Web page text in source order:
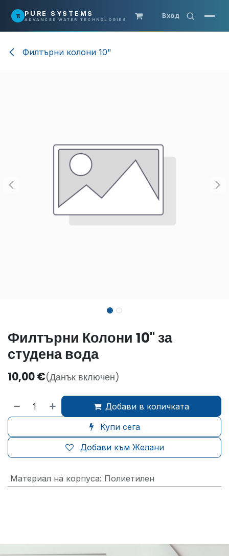
π PURE SYSTEMS
ADVANCED WATER TECHNOLOGIES
Вход
Филтърни колони 10"
Филтърни Колони 10" за
студена вода
10,00€(Данък включен)
Добави в количката
Купи сега
Добави към Желани
Материал на корпуса: Полиетилен